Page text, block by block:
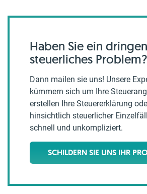
Haben Sie ein
steuerliches Problem?
Dann mailen sie uns! Unsere
kümmern sich um Ihre
erstellen Ihre Steuererklärung
hinsichtlich steuerlicher
schnell und unkompliziert.
SCHILDERN SIE UNS IHR